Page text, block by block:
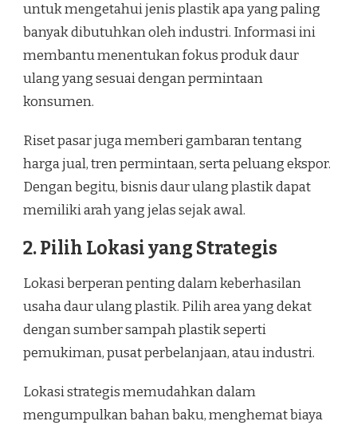
untuk mengetahui jenis plastik apa yang paling
banyak dibutuhkan oleh industri. Informasi ini
membantu menentukan fokus produk daur
ulang yang sesuai dengan permintaan
konsumen.
Riset pasar juga memberi gambaran tentang
harga jual, tren permintaan, serta peluang ekspor.
Dengan begitu, bisnis daur ulang plastik dapat
memiliki arah yang jelas sejak awal.
2. Pilih Lokasi yang Strategis
Lokasi berperan penting dalam keberhasilan
usaha daur ulang plastik. Pilih area yang dekat
dengan sumber sampah plastik seperti
pemukiman, pusat perbelanjaan, atau industri.
Lokasi strategis memudahkan dalam
mengumpulkan bahan baku, menghemat biaya